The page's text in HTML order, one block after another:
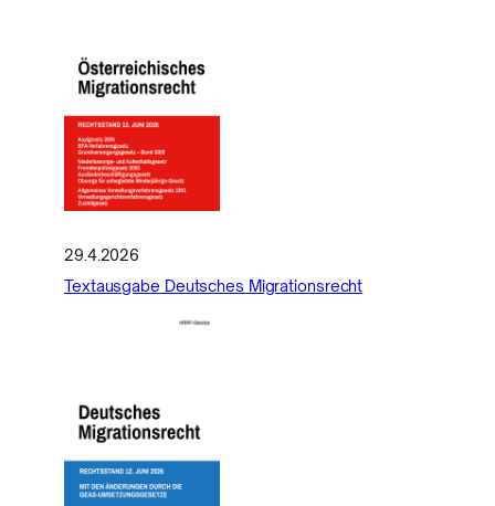
29.4.2026
Textausgabe Deutsches Migrationsrecht